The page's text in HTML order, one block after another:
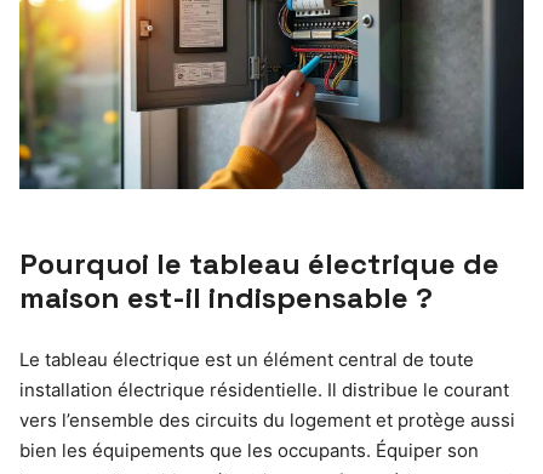
Pourquoi le tableau électrique de
maison est-il indispensable ?
Le tableau électrique est un élément central de toute
installation électrique résidentielle. Il distribue le courant
vers l’ensemble des circuits du logement et protège aussi
bien les équipements que les occupants. Équiper son